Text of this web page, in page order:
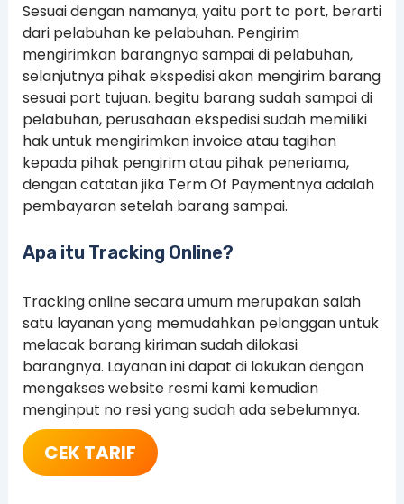
Sesuai dengan namanya, yaitu port to port, berarti
dari pelabuhan ke pelabuhan. Pengirim
mengirimkan barangnya sampai di pelabuhan,
selanjutnya pihak ekspedisi akan mengirim barang
sesuai port tujuan. begitu barang sudah sampai di
pelabuhan, perusahaan ekspedisi sudah memiliki
hak untuk mengirimkan invoice atau tagihan
kepada pihak pengirim atau pihak peneriama,
dengan catatan jika Term Of Paymentnya adalah
pembayaran setelah barang sampai.
Apa itu Tracking Online?
Tracking online secara umum merupakan salah
satu layanan yang memudahkan pelanggan untuk
melacak barang kiriman sudah dilokasi
barangnya. Layanan ini dapat di lakukan dengan
mengakses website resmi kami kemudian
menginput no resi yang sudah ada sebelumnya.
CEK TARIF